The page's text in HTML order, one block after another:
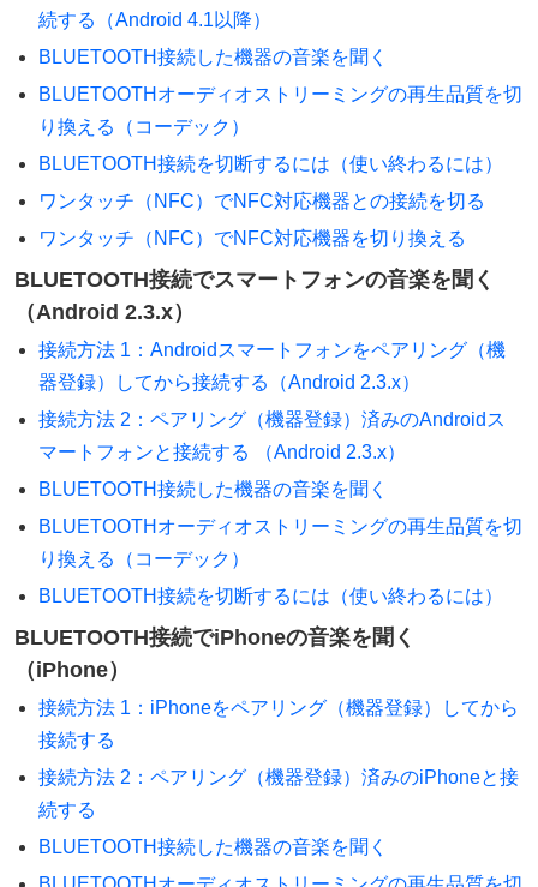
続する（Android 4.1以降）
BLUETOOTH接続した機器の音楽を聞く
BLUETOOTHオーディオストリーミングの再生品質を切
り換える（コーデック）
BLUETOOTH接続を切断するには（使い終わるには）
ワンタッチ（NFC）でNFC対応機器との接続を切る
ワンタッチ（NFC）でNFC対応機器を切り換える
BLUETOOTH接続でスマートフォンの音楽を聞く
（Android 2.3.x）
接続方法 1：Androidスマートフォンをペアリング（機
器登録）してから接続する（Android 2.3.x）
接続方法 2：ペアリング（機器登録）済みのAndroidス
マートフォンと接続する （Android 2.3.x）
BLUETOOTH接続した機器の音楽を聞く
BLUETOOTHオーディオストリーミングの再生品質を切
り換える（コーデック）
BLUETOOTH接続を切断するには（使い終わるには）
BLUETOOTH接続でiPhoneの音楽を聞く
（iPhone）
接続方法 1：iPhoneをペアリング（機器登録）してから
接続する
接続方法 2：ペアリング（機器登録）済みのiPhoneと接
続する
BLUETOOTH接続した機器の音楽を聞く